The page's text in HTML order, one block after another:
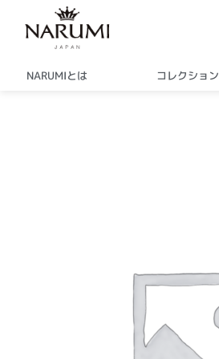
NARUMIとは コレクション